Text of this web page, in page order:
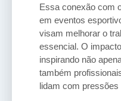
Essa conexão com
em eventos
visam melhorar o
essencial. O
inspirando não
também
lidam com